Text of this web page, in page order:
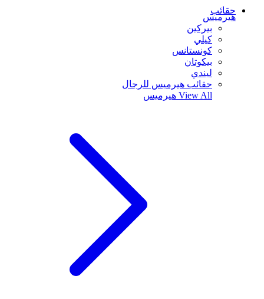
حقائب
هيرميس
بيركين
كيلي
كونستانس
بيكوتان
ليندي
حقائب هيرميس للرجال
View All هيرميس